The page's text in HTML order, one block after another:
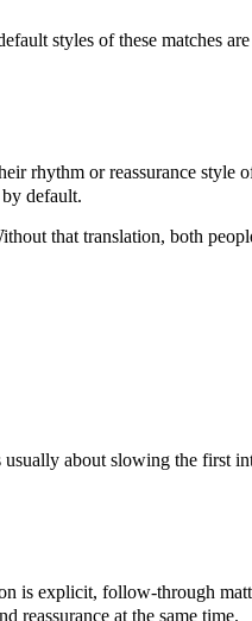
styles of these
or reassurance style
default.
that translation, both
about slowing the first
explicit, follow-through
reassurance at the same time.